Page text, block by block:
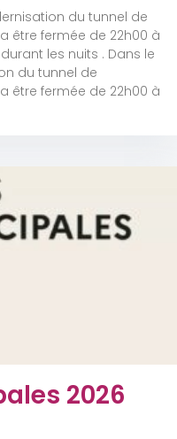
du tunnel de
être fermée de 22h00 à
les nuits . Dans le
du tunnel de
être fermée de 22h00 à
2026